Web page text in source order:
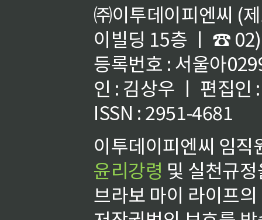
㈜이투데이피엔씨 (
이빌딩 15층 ㅣ ☎
등록번호 : 서울아
인 : 김상우 ㅣ 편집인
ISSN : 2951-4681
이투데이피엔씨 임
윤리강령 및 실천규
브라보 마이 라이프